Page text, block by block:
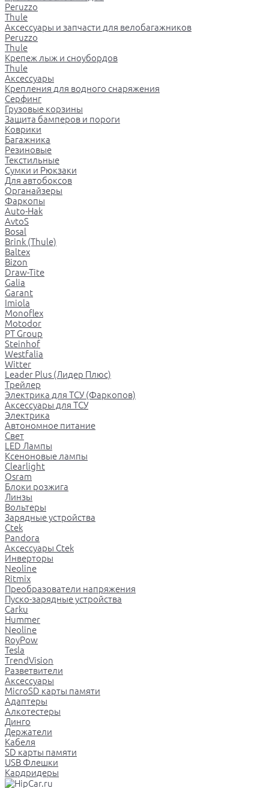
Peruzzo
Thule
Аксессуары и запчасти для велобагажников
Peruzzo
Thule
Крепеж лыж и сноубордов
Thule
Аксессуары
Крепления для водного снаряжения
Серфинг
Грузовые корзины
Защита бамперов и пороги
Коврики
Багажника
Резиновые
Текстильные
Сумки и Рюкзаки
Для автобоксов
Органайзеры
Фаркопы
Auto-Hak
AvtoS
Bosal
Brink (Thule)
Baltex
Bizon
Draw-Tite
Galia
Garant
Imiola
Monoflex
Motodor
PT Group
Steinhof
Westfalia
Witter
Leader Plus (Лидер Плюс)
Трейлер
Электрика для ТСУ (Фаркопов)
Аксессуары для ТСУ
Электрика
Автономное питание
Свет
LED Лампы
Ксеноновые лампы
Clearlight
Osram
Блоки розжига
Линзы
Вольтеры
Зарядные устройства
Ctek
Pandora
Аксессуары Ctek
Инверторы
Neoline
Ritmix
Преобразователи напряжения
Пуско-зарядные устройства
Carku
Hummer
Neoline
RoyPow
Tesla
TrendVision
Разветвители
Аксессуары
MicroSD карты памяти
Адаптеры
Алкотестеры
Динго
Держатели
Кабеля
SD карты памяти
USB Флешки
Кардридеры